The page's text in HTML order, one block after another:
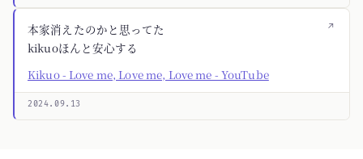
↗
本家消えたのかと思ってた
kikuoほんと安心する
Kikuo - Love me, Love me, Love me - YouTube
2024.09.13